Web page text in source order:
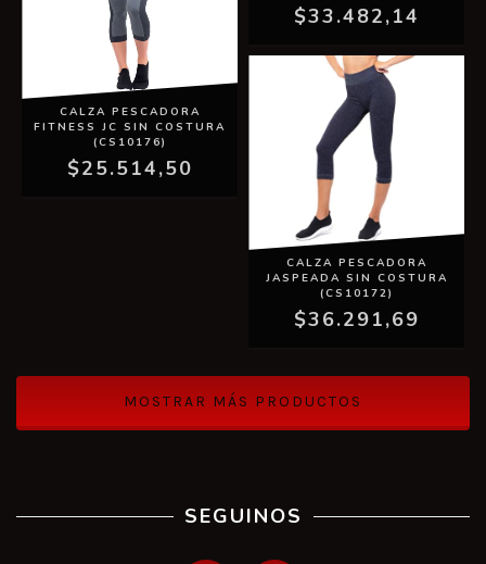
$33.482,14
CALZA PESCADORA
FITNESS JC SIN COSTURA
(CS10176)
$25.514,50
CALZA PESCADORA
JASPEADA SIN COSTURA
(CS10172)
$36.291,69
MOSTRAR MÁS PRODUCTOS
SEGUINOS